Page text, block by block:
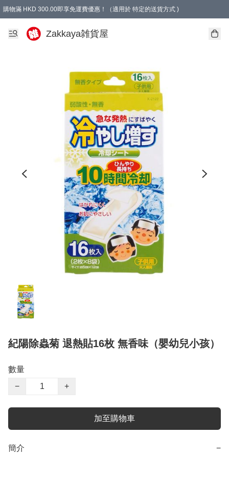
購物滿 HKD 300.00即享免運費優惠！（適用於 特定的送貨方式 )
Zakkaya雑貨屋
紀陽除蟲菊 退熱貼16枚 無香味（嬰幼兒小孩）
數量
−
+
加至購物車
簡介 −